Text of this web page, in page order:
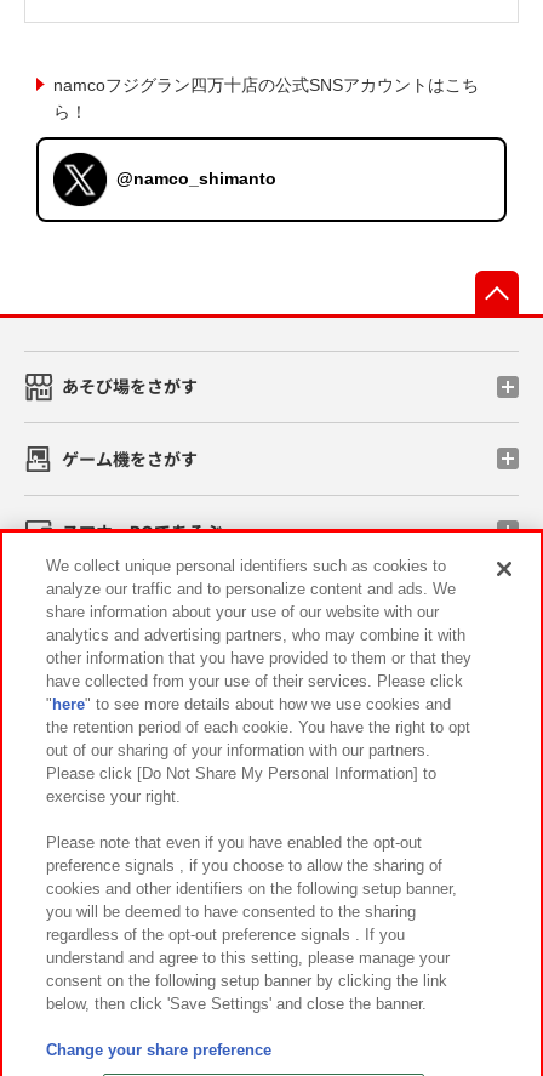
namcoフジグラン四万十店の公式SNSアカウントはこち
ら！
@namco_shimanto
あそび場をさがす
ゲーム機をさがす
スマホ・PCであそぶ
イベント・キャンペーン
関連会社 サステナビリティ サイトポリシー
プライバシーポリシー ウェブアクセシビリティ方針と検証結果
お取引先さまとともに
カスタマーハラスメント対応方針 よくあるご質問・お問い合わせ
©Bandai Namco Amusement Inc.
©Bandai Namco Amusement Lab Inc.
We collect unique personal identifiers such as cookies to
analyze our traffic and to personalize content and ads. We
share information about your use of our website with our
analytics and advertising partners, who may combine it with
other information that you have provided to them or that they
have collected from your use of their services. Please click
" here" to see more details about how we use cookies and
the retention period of each cookie. You have the right to opt
out of our sharing of your information with our partners.
Please click [Do Not Share My Personal Information] to
exercise your right.
Please note that even if you have enabled the opt-out
preference signals , if you choose to allow the sharing of
cookies and other identifiers on the following setup banner,
you will be deemed to have consented to the sharing
regardless of the opt-out preference signals . If you
understand and agree to this setting, please manage your
consent on the following setup banner by clicking the link
below, then click 'Save Settings' and close the banner.
Change your share preference